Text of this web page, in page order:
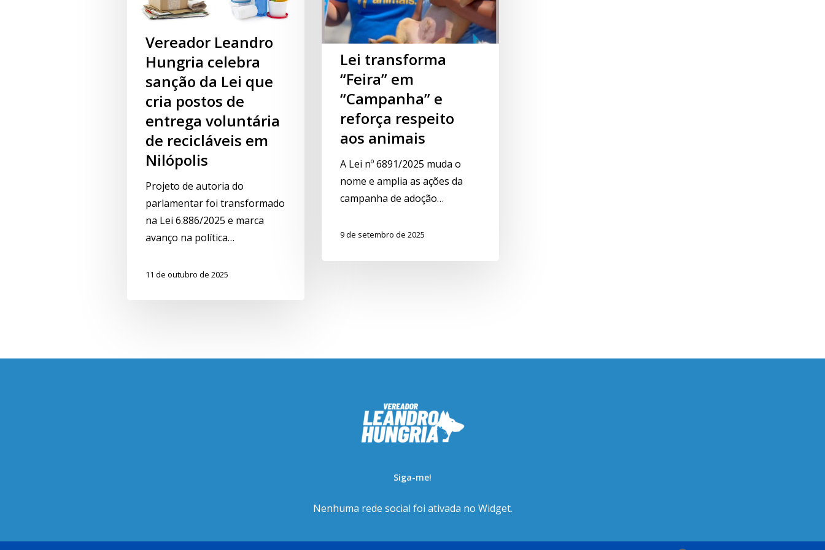
Vereador Leandro
Hungria celebra
sanção da Lei que
cria postos de
entrega voluntária
de recicláveis em
Nilópolis
Projeto de autoria do
parlamentar foi transformado
na Lei 6.886/2025 e marca
avanço na política…
11 de outubro de 2025
Lei transforma
“Feira” em
“Campanha” e
reforça respeito
aos animais
A Lei nº 6891/2025 muda o
nome e amplia as ações da
campanha de adoção…
9 de setembro de 2025
Siga-me!
Nenhuma rede social foi ativada no Widget.